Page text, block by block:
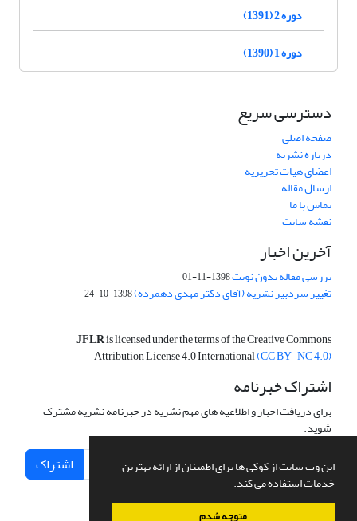
این وب سایت از کوکی ها برای اطمینان از ارائه بهترین
خدمات استفاده می کند.
متوجه شدم
دوره 2 (1391)
دوره 1 (1390)
دسترسی سریع
صفحه اصلی
درباره نشریه
اعضای هیات تحریریه
ارسال مقاله
تماس با ما
نقشه سایت
آخرین اخبار
بررسی مقاله بدون نوبت1398-11-01
تغییر سردبیر نشریه (آقای دکتر مهدی دهمرده)1398-10-24
JFLRis licensed under the terms of the Creative Commons
Attribution License 4.0 International(CC BY-NC 4.0)
اشتراک خبرنامه
برای دریافت اخبار و اطلاعیه های مهم نشریه در خبرنامه نشریه مشترک
شوید.
اشتراک